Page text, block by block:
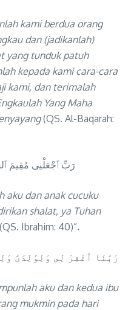
kami berdua orang
dan (jadikanlah)
yang tunduk patuh
kepada kami cara-cara
kami, dan terimalah
Yang Maha
(QS. Al-Baqarah:
رَبِّ ٱجْعَلْنِى مُقِيمَ
aku dan anak cucuku
shalat, ya Tuhan
(QS. Ibrahim: 40)”.
رَبَّنَا ٱغْفِرْ لِى وَلِوَٰلِدَىَّ
aku dan kedua ibu
mukmin pada hari